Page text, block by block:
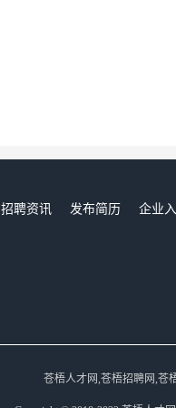
招聘资讯 发布简历 企业
苍梧人才网,苍梧招聘网,苍